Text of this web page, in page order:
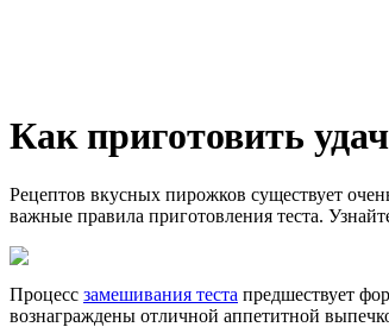
Как приготовить
Рецептов вкусных пирожков существует
важные правила приготовления теста.
Процесс замешивания теста предшествует
вознаграждены отличной аппетитной